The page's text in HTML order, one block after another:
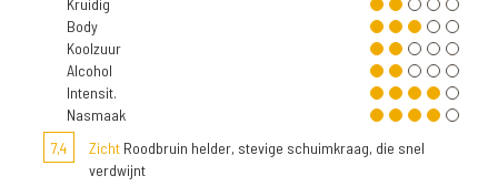
Kruidig
Body
Koolzuur
Alcohol
Intensit.
Nasmaak
7,4
Zicht Roodbruin helder, stevige schuimkraag, die snel
verdwijnt